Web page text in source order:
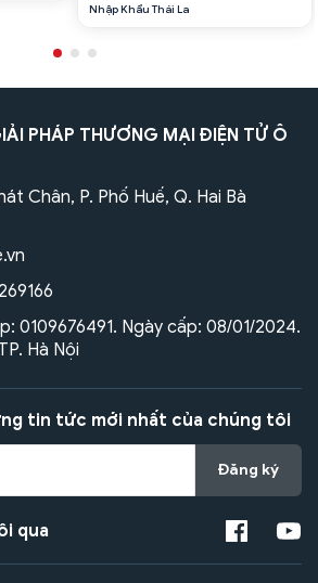
Nhập Khẩu Thái La
PHÁP THƯƠNG MẠI ĐIỆN TỬ Ô
Chân, P. Phố Huế, Q. Hai Bà
0109676491. Ngày cấp: 08/01/2024.
Hà Nội
tin tức mới nhất của chúng tôi
Đăng ký
qua